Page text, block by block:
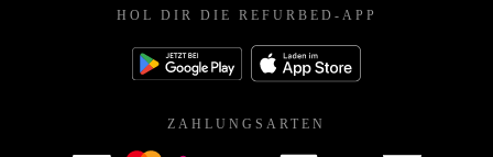
HOL DIR DIE REFURBED-APP
ZAHLUNGSARTEN